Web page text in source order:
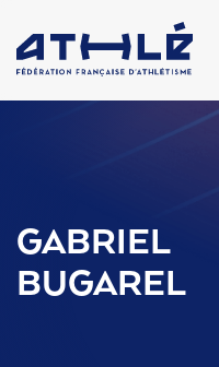
GABRIEL
BUGAREL